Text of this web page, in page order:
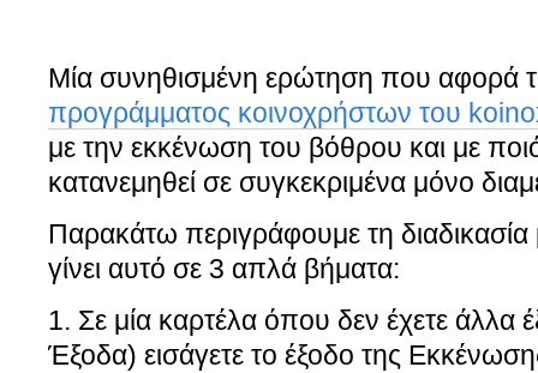
Μία συνηθισμένη ερώτηση που αφορά
προγράμματος κοινοχρήστων του
με την εκκένωση του βόθρου και με
κατανεμηθεί σε συγκεκριμένα μόνο
Παρακάτω περιγράφουμε τη
γίνει αυτό σε 3 απλά βήματα:
1. Σε μία καρτέλα όπου δεν έχετε άλλα
Έξοδα) εισάγετε το έξοδο της